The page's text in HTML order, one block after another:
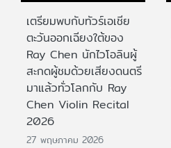
เตรียมพบกับทัวร์เอเชีย
ตะวันออกเฉียงใต้ของ
Ray Chen นักไวโอลินผู้
สะกดผู้ชมด้วยเสียงดนตรี
มาแล้วทั่วโลกกับ Ray
Chen Violin Recital
2026
27 พฤษภาคม 2026